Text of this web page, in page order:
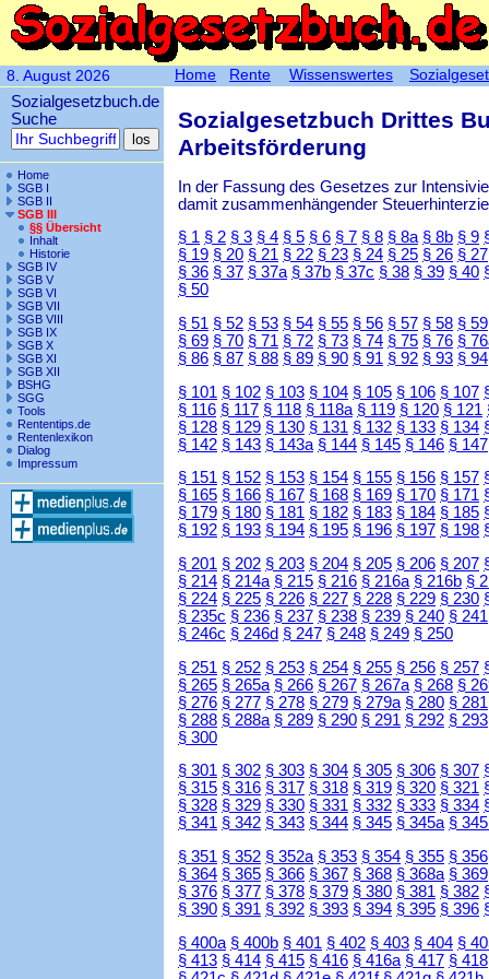
8. August 2026
Sozialgesetzbuch.de
Suche
Home
SGB I
SGB II
SGB III
§§ Übersicht
Inhalt
Historie
SGB IV
SGB V
SGB VI
SGB VII
SGB VIII
SGB IX
SGB X
SGB XI
SGB XII
BSHG
SGG
Tools
Rententips.de
Rentenlexikon
Dialog
Impressum
Sozialgesetzbuch Drittes
Arbeitsförderung
In der Fassung des Gesetzes zur
damit zusammenhängender
§ 1 § 2 § 3 § 4 § 5 § 6 § 7 § 8 § 8a § 8b § 9
§ 19 § 20 § 21 § 22 § 23 § 24 § 25 § 26 § 27
§ 36 § 37 § 37a § 37b § 37c § 38 § 39 § 40
§ 50
§ 51 § 52 § 53 § 54 § 55 § 56 § 57 § 58 § 59
§ 69 § 70 § 71 § 72 § 73 § 74 § 75 § 76 §
§ 86 § 87 § 88 § 89 § 90 § 91 § 92 § 93 § 94
§ 101 § 102 § 103 § 104 § 105 § 106 § 107
§ 116 § 117 § 118 § 118a § 119 § 120 § 121
§ 128 § 129 § 130 § 131 § 132 § 133 § 134
§ 142 § 143 § 143a § 144 § 145 § 146 § 147
§ 151 § 152 § 153 § 154 § 155 § 156 § 157
§ 165 § 166 § 167 § 168 § 169 § 170 § 171
§ 179 § 180 § 181 § 182 § 183 § 184 § 185
§ 192 § 193 § 194 § 195 § 196 § 197 § 198
§ 201 § 202 § 203 § 204 § 205 § 206 § 207
§ 214 § 214a § 215 § 216 § 216a § 216b §
§ 224 § 225 § 226 § 227 § 228 § 229 § 230
§ 235c § 236 § 237 § 238 § 239 § 240 § 241
§ 246c § 246d § 247 § 248 § 249 § 250
§ 251 § 252 § 253 § 254 § 255 § 256 § 257
§ 265 § 265a § 266 § 267 § 267a § 268 §
§ 276 § 277 § 278 § 279 § 279a § 280 § 281
§ 288 § 288a § 289 § 290 § 291 § 292 § 293
§ 300
§ 301 § 302 § 303 § 304 § 305 § 306 § 307
§ 315 § 316 § 317 § 318 § 319 § 320 § 321
§ 328 § 329 § 330 § 331 § 332 § 333 § 334
§ 341 § 342 § 343 § 344 § 345 § 345a §
§ 351 § 352 § 352a § 353 § 354 § 355 § 356
§ 364 § 365 § 366 § 367 § 368 § 368a § 369
§ 376 § 377 § 378 § 379 § 380 § 381 § 382
§ 390 § 391 § 392 § 393 § 394 § 395 § 396
§ 400a § 400b § 401 § 402 § 403 § 404 §
§ 413 § 414 § 415 § 416 § 416a § 417 § 418
Home Rente Wissenswertes